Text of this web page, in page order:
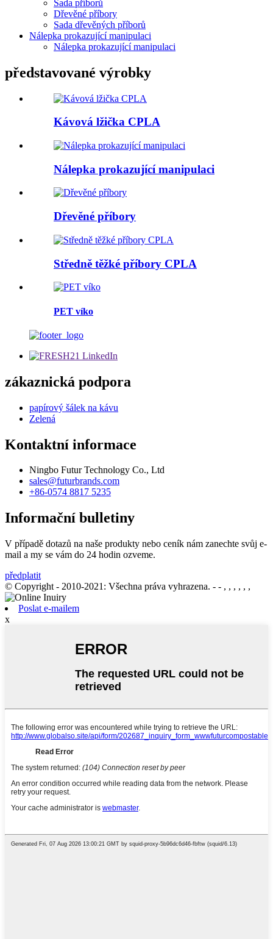
Sada příborů
Dřevěné příbory
Sada dřevěných příborů
Nálepka prokazující manipulaci
Nálepka prokazující manipulaci
představované výrobky
Kávová lžička CPLA
Nálepka prokazující manipulaci
Dřevěné příbory
Středně těžké příbory CPLA
PET víko
zákaznická podpora
papírový šálek na kávu
Zelená
Kontaktní informace
Ningbo Futur Technology Co., Ltd
sales@futurbrands.com
+86-0574 8817 5235
Informační bulletiny
V případě dotazů na naše produkty nebo ceník nám zanechte svůj e-
mail a my se vám do 24 hodin ozveme.
předplatit
© Copyright - 2010-2021: Všechna práva vyhrazena. - - , , , , , ,
Poslat e-mailem
x